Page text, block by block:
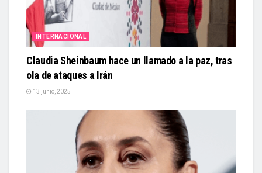
INTERNACIONAL
Claudia Sheinbaum hace un llamado a la paz, tras
ola de ataques a Irán
13 junio, 2025